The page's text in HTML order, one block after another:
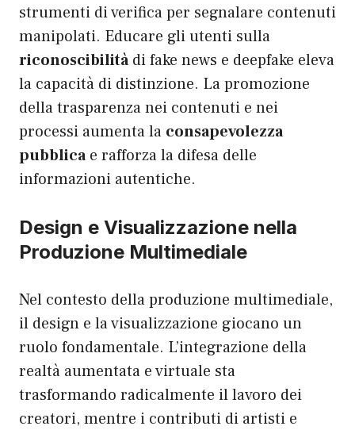
strumenti di verifica per segnalare contenuti
manipolati. Educare gli utenti sulla
riconoscibilitàdi fake news e deepfake eleva
la capacità di distinzione. La promozione
della trasparenza nei contenuti e nei
processi aumenta la consapevolezza
pubblicae rafforza la difesa delle
informazioni autentiche.
Design e Visualizzazione nella
Produzione Multimediale
Nel contesto della produzione multimediale,
il design e la visualizzazione giocano un
ruolo fondamentale. L’integrazione della
realtà aumentata e virtuale sta
trasformando radicalmente il lavoro dei
creatori, mentre i contributi di artisti e